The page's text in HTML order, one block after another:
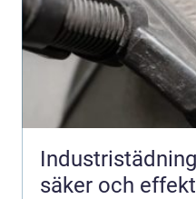
Industristädning nyckeln till en
säker och